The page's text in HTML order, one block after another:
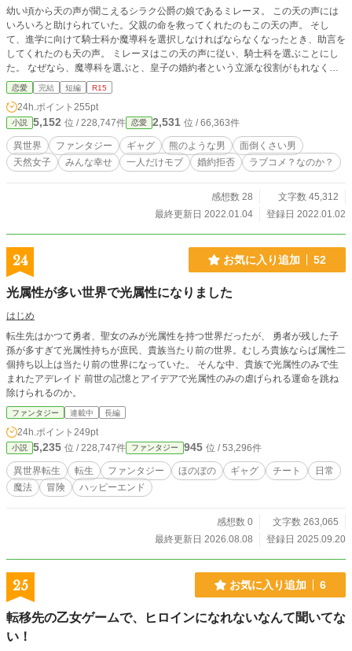
リア：バルバス二重王国王女のコボルト族18歳の女性。 神獣エレシュカの加
護を得ており発動時の全長5m。れっきとした女性。 コボルト族の特性から非常
に好戦的。 フォクス・フェイス子爵令嬢：王女の侍女兼通訳。蜂蜜を煮詰めた
ような金髪。神獣エレシュカの使い魔を召喚可能。狐属。 ウィロー：騎士爵を
持つフォクスの運命の番。今回侍女枠で王太子を牽制。紺色の髪と柳色の瞳の猫
属。 メフメト国王：魔障の影響で病床に伏す。今回の雄姫様集結に合意 ヤルム
王子：18歳男性。女好きの馬鹿王子。 ムラト王子：16歳男性。しっかり者の第
二王子。 変態成分多めですので、ご注意ください。
幼い頃から天の声が聞こえるシラク公爵の娘であるミレーヌ。 この天の声には
いろいろと助けられていた。父親の命を救ってくれたのもこの天の声。 そし
て、進学に向けて騎士科か魔導科を選択しなければならなくなったとき、助言を
してくれたのも天の声。 ミレーヌはこの天の声に従い、騎士科を選ぶことにし
た。 なぜなら、魔導科を選ぶと、皇子の婚約者という立派な役割がもれなくつ
いてきてしまうからだ。 ※完結しました。新年早々、クスっとしていただけた
ら幸いです。軽くお読みください。
恋愛 完結 短編 R15
24h.ポイント 255pt
小説 5,152 位 / 228,747件 恋愛 2,531 位 / 66,363件
異世界 ファンタジー ギャグ 熊のような男
面倒くさい男
天然女子
みんな幸せ 一人だけモブ 婚約拒否 ラブコメ？なのか？
感想数 28
文字数 45,312
最終更新日 2022.01.04
登録日 2022.01.02
24 お気に入り追加 52
光属性が多い世界で光属性になりました
はじめ
転生先はかつて勇者、聖女のみが光属性を持つ世界だったが、 勇者が残した子
孫が多すぎて光属性持ちが庶民、貴族当たり前の世界。むしろ貴族ならば属性二
個持ち以上は当たり前の世界になっていた。 そんな中、貴族で光属性のみで生
まれたアデレイド 前世の記憶とアイデアで光属性のみの虐げられる運命を跳ね
除けられるのか。
ファンタジー 連載中 長編
24h.ポイント 249pt
小説 5,235 位 / 228,747件 ファンタジー 945 位 / 53,296件
異世界転生 転生 ファンタジー ほのぼの ギャグ チート
日常
魔法
冒険 ハッピーエンド
感想数 0
文字数 263,065
最終更新日 2026.08.08
登録日 2025.09.20
25 お気に入り追加 6
転移先の乙女ゲームで、ヒロインになれないなんて聞いてな
い！